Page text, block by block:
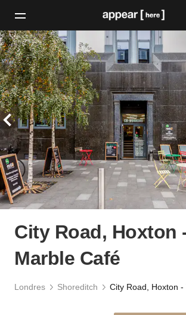
City Road, Hoxton
Marble Café
Londres Shoreditch